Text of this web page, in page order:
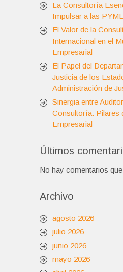
La Consultoría
Impulsar a las
El Valor de la
Internacional en el
Empresarial
El Papel del
Justicia de los
Administración de
Sinergia entre
Consultoría: Pilares
Empresarial
Últimos
No hay comentarios
Archivo
agosto 2026
julio 2026
junio 2026
mayo 2026